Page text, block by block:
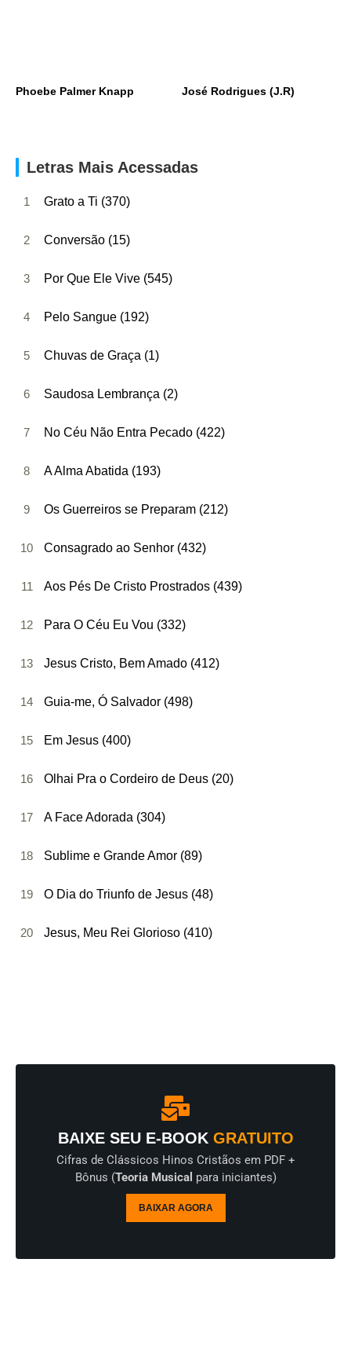
Phoebe Palmer Knapp José Rodrigues (J.R)
Letras Mais Acessadas
1 Grato a Ti (370)
2 Conversão (15)
3 Por Que Ele Vive (545)
4 Pelo Sangue (192)
5 Chuvas de Graça (1)
6 Saudosa Lembrança (2)
7 No Céu Não Entra Pecado (422)
8 A Alma Abatida (193)
9 Os Guerreiros se Preparam (212)
10 Consagrado ao Senhor (432)
11 Aos Pés De Cristo Prostrados (439)
12 Para O Céu Eu Vou (332)
13 Jesus Cristo, Bem Amado (412)
14 Guia-me, Ó Salvador (498)
15 Em Jesus (400)
16 Olhai Pra o Cordeiro de Deus (20)
17 A Face Adorada (304)
18 Sublime e Grande Amor (89)
19 O Dia do Triunfo de Jesus (48)
20 Jesus, Meu Rei Glorioso (410)
BAIXE SEU E-BOOKGRATUITO
Cifras de Clássicos Hinos Cristãos em PDF +
Bônus (Teoria Musical para iniciantes)
BAIXAR AGORA